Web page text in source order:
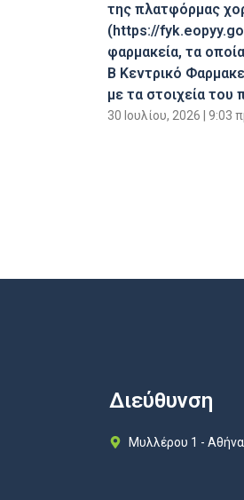
της πλατφόρμας
(https://
φαρμακεία, τα
Β Κεντρικό
με τα στοιχεία του
30 Ιουλίου, 2026 9:03
Διεύθυνση
Μυλλέρου 1 - Αθήνα